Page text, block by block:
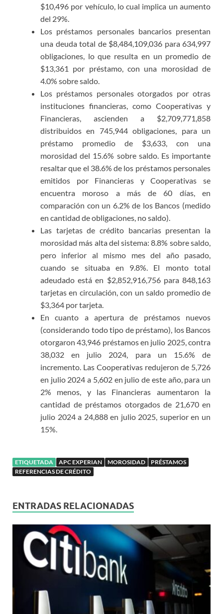
$10,496 por vehículo, lo cual implica un aumento
del 29%.
Los préstamos personales bancarios presentan
una deuda total de $8,484,109,036 para 634,997
obligaciones, lo que resulta en un promedio de
$13,361 por préstamo, con una morosidad de
4.0% sobre saldo.
Los préstamos personales otorgados por otras
instituciones financieras, como Cooperativas y
Financieras, ascienden a $2,709,771,858
distribuidos en 745,944 obligaciones, para un
préstamo promedio de $3,633, con una
morosidad del 15.6% sobre saldo. Es importante
resaltar que el 38.6% de los préstamos personales
emitidos por Financieras y Cooperativas se
encuentra moroso a más de 60 días, en
comparación con un 6.2% de los Bancos (medido
en cantidad de obligaciones, no saldo).
Las tarjetas de crédito bancarias presentan la
morosidad más alta del sistema: 8.8% sobre saldo,
pero inferior al mismo mes del año pasado,
cuando se situaba en 9.8%. El monto total
adeudado está en $2,852,916,756 para 848,163
tarjetas en circulación, con un saldo promedio de
$3,364 por tarjeta.
En cuanto a apertura de préstamos nuevos
(considerando todo tipo de préstamo), los Bancos
otorgaron 43,946 préstamos en julio 2025, contra
38,032 en julio 2024, para un 15.6% de
incremento. Las Cooperativas redujeron de 5,726
en julio 2024 a 5,602 en julio de este año, para un
2% menos, y las Financieras aumentaron la
cantidad de préstamos otorgados de 21,670 en
julio 2024 a 24,888 en julio 2025, superior en un
15%.
ETIQUETADA APC EXPERIAN MOROSIDAD
PRÉSTAMOS
REFERENCIAS DE CRÉDITO
ENTRADAS RELACIONADAS